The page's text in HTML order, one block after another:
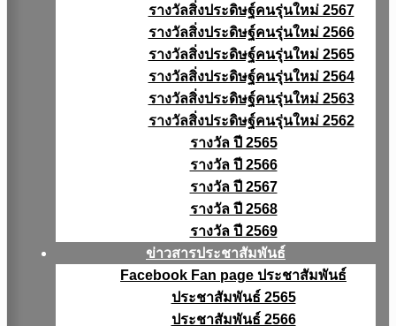
รางวัลสิ่งประดิษฐ์คนรุ่นใหม่ 2567
รางวัลสิ่งประดิษฐ์คนรุ่นใหม่ 2566
รางวัลสิ่งประดิษฐ์คนรุ่นใหม่ 2565
รางวัลสิ่งประดิษฐ์คนรุ่นใหม่ 2564
รางวัลสิ่งประดิษฐ์คนรุ่นใหม่ 2563
รางวัลสิ่งประดิษฐ์คนรุ่นใหม่ 2562
รางวัล ปี 2565
รางวัล ปี 2566
รางวัล ปี 2567
รางวัล ปี 2568
รางวัล ปี 2569
ข่าวสารประชาสัมพันธ์
Facebook Fan page ประชาสัมพันธ์
ประชาสัมพันธ์ 2565
ประชาสัมพันธ์ 2566